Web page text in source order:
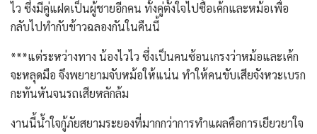
ไว ซึ่งมีคู่แฝดเป็นผู้ชายอีกคน ทั้งคู่ตั้งใจไปซื้อเค้กและหม้อเพื่อ
กลับไปทำกับข้าวฉลองกันในคืนนี้
***แต่ระหว่างทาง น้องไวไว ซึ่งเป็นคนซ้อนเกรงว่าหม้อและเค้ก
จะหลุดมือ จึงพยายามจับหม้อให้แน่น ทำให้คนขับเสียจังหวะเบรก
กะทันหันจนรถเสียหลักล้ม
งานนี้​น้ำใจกู้ภัยสยามระยองที่มากกว่าการทำแผลคือการเยียวยาใจ